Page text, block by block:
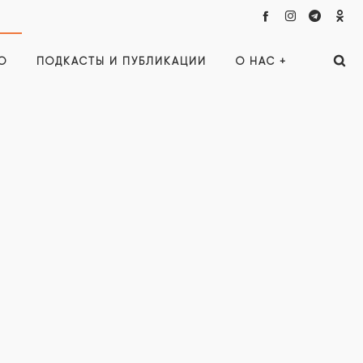
ПОДКАСТЫ И ПУБЛИКАЦИИ О НАС +